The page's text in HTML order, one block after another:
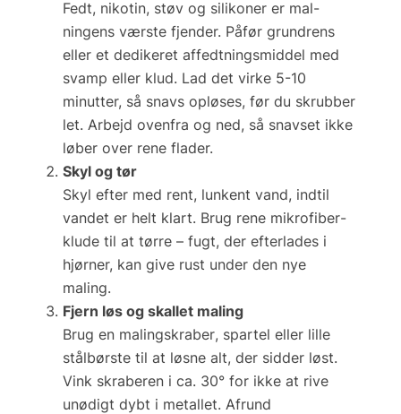
Fedt, nikotin, støv og silikoner er mal­
ningens værste fjender. Påfør grundrens
eller et dedikeret affedtnings­middel med
svamp eller klud. Lad det virke 5-10
minutter, så snavs opløses, før du skrubber
let. Arbejd ovenfra og ned, så snavset ikke
løber over rene flader.
Skyl og tør
Skyl efter med rent, lunkent vand, indtil
vandet er helt klart. Brug rene mikrofiber­
klude til at tørre – fugt, der efterlades i
hjørner, kan give rust under den nye
maling.
Fjern løs og skallet maling
Brug en malingskraber, spartel eller lille
stålbørste til at løsne alt, der sidder løst.
Vink skraberen i ca. 30° for ikke at rive
unødigt dybt i metallet. Afrund